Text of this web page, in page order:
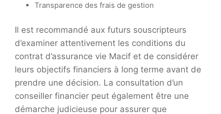
Transparence des frais de gestion
Il est recommandé aux futurs souscripteurs
d’examiner attentivement les conditions du
contrat d’assurance vie Macif et de considérer
leurs objectifs financiers à long terme avant de
prendre une décision. La consultation d’un
conseiller financier peut également être une
démarche judicieuse pour assurer que